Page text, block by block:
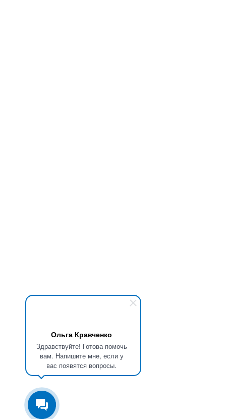
Ольга Кравченко
Здравствуйте! Готова помочь
вам. Напишите мне, если у
вас появятся вопросы.